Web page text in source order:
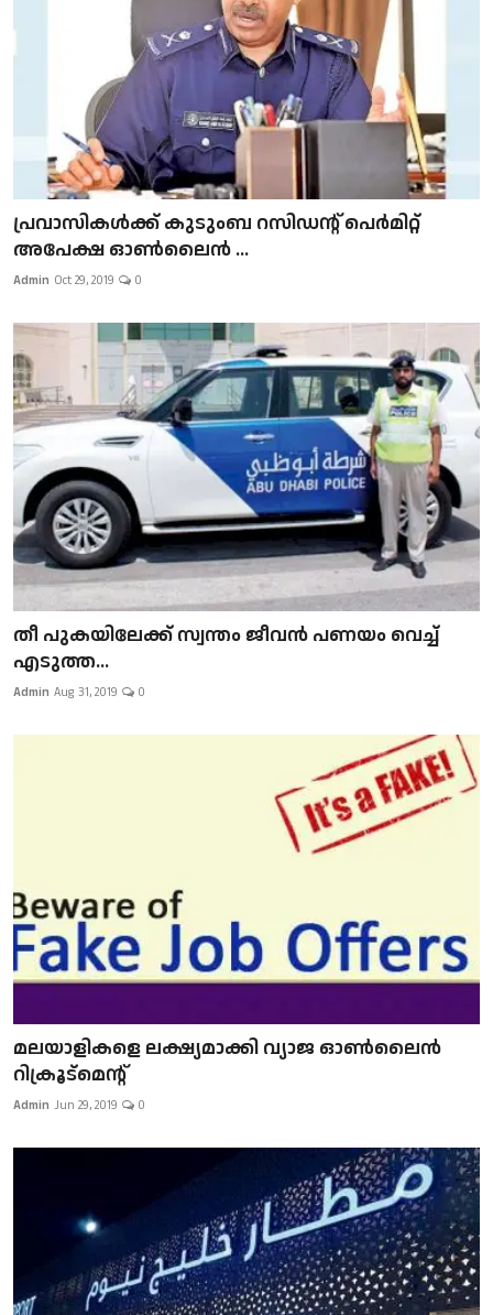
പ്രവാസികള്‍ക്ക് കുടുംബ റസിഡന്റ് പെർമിറ്റ്
അപേക്ഷ ഓൺലൈൻ ...
Admin Oct 29, 2019 0
​​​​​​​തീ പുകയിലേക്ക് സ്വന്തം ജീവന്‍ പണയം വെച്ച്
എടുത്ത...
Admin Aug 31, 2019 0
മലയാളികളെ ലക്ഷ്യമാക്കി വ്യാജ ഓൺലൈൻ
റിക്രൂട്മെന്റ്
Admin Jun 29, 2019 0